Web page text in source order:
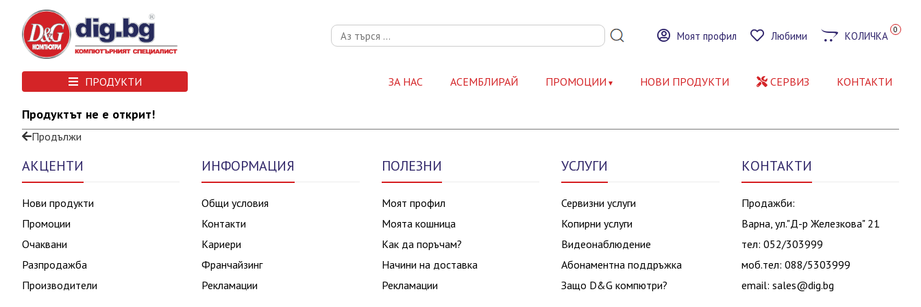
Моят профил Любими КОЛИЧКА 0
ПРОДУКТИ ЗА НАС АСЕМБЛИРАЙ ПРОМОЦИИ НОВИ ПРОДУКТИ СЕРВИЗ КОНТАКТИ
Продуктът не е открит!
Продължи
АКЦЕНТИ
Нови продукти
Промоции
Очаквани
Разпродажба
Производители
ИНФОРМАЦИЯ
Общи условия
Контакти
Кариери
Франчайзинг
Рекламации
ПОЛЕЗНИ
Моят профил
Моята кошница
Как да поръчам?
Начини на доставка
Рекламации
УСЛУГИ
Сервизни услуги
Копирни услуги
Видеонаблюдение
Абонаментна поддръжка
Защо D&G компютри?
КОНТАКТИ
Продажби:
Варна, ул."Д-р Железкова" 21
тел: 052/303999
моб.тел: 088/5303999
email: sales@dig.bg